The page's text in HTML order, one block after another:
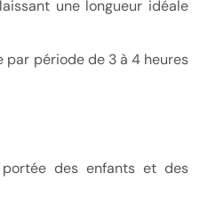
une longueur idéale
par période de 3 à 4 heures
des enfants et des